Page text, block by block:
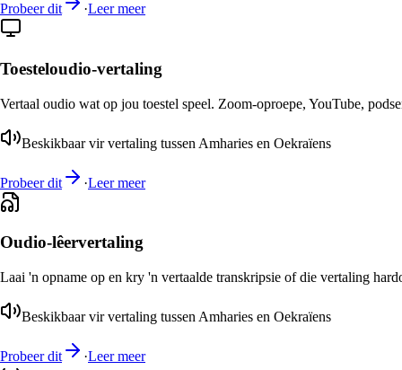
Probeer dit ·Leer meer
Toesteloudio-vertaling
Vertaal oudio wat op jou toestel speel. Zoom-oproepe, YouTube,
Beskikbaar vir vertaling tussen Amharies en Oekraïens
Probeer dit ·Leer meer
Oudio-lêervertaling
Laai 'n opname op en kry 'n vertaalde transkripsie of die vertaling
Beskikbaar vir vertaling tussen Amharies en Oekraïens
Probeer dit ·Leer meer